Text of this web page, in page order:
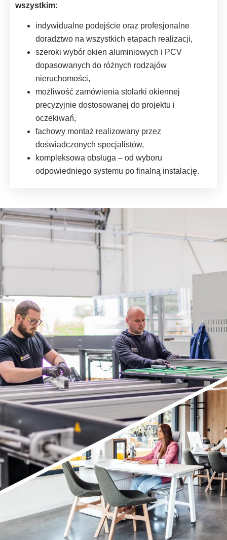
wszystkim:
indywidualne podejście oraz profesjonalne
doradztwo na wszystkich etapach realizacji,
szeroki wybór okien aluminiowych i PCV
dopasowanych do różnych rodzajów
nieruchomości,
możliwość zamówienia stolarki okiennej
precyzyjnie dostosowanej do projektu i
oczekiwań,
fachowy montaż realizowany przez
doświadczonych specjalistów,
kompleksowa obsługa – od wyboru
odpowiedniego systemu po finalną instalację.